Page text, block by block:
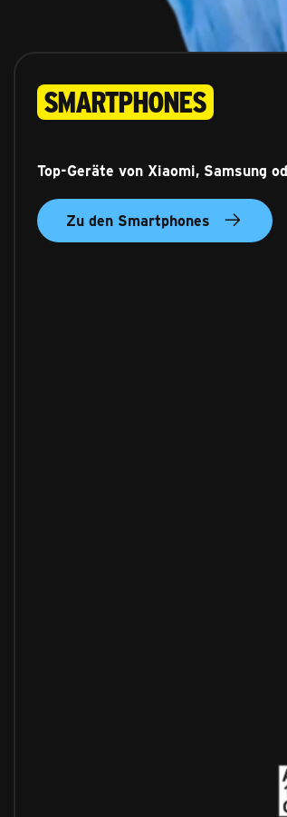
Smartphones
Top-Geräte von Xiaomi, Samsung
Zu den Smartphones